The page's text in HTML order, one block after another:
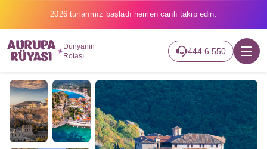
2026 turlarımız başladı hemen canlı takip edin.
Dünyanın
Rotası
444 6 550